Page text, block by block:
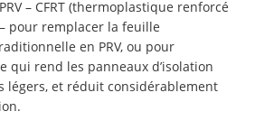
– CFRT (thermoplastique renforcé
pour remplacer la feuille
en PRV, ou pour
qui rend les panneaux d’isolation
légers, et réduit considérablement